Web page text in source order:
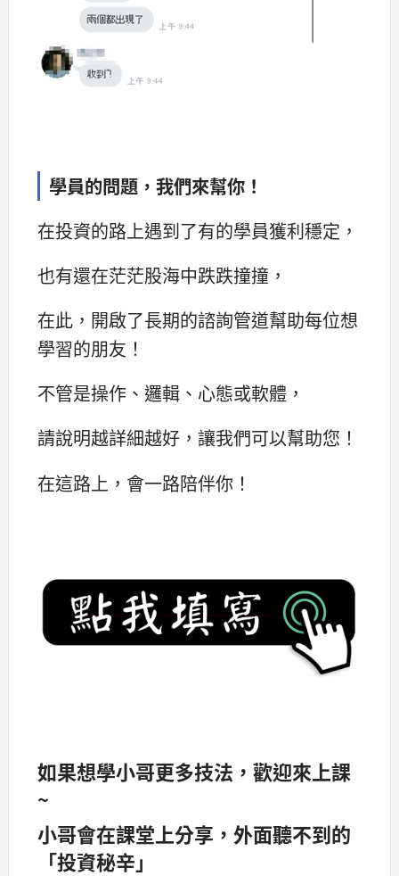
學員的問題，我們來幫你！
在投資的路上遇到了有的學員獲利穩定，
也有還在茫茫股海中跌跌撞撞，
在此，開啟了長期的諮詢管道幫助每位想
學習的朋友！
不管是操作、邏輯、心態或軟體，
請說明越詳細越好，讓我們可以幫助您！
在這路上，會一路陪伴你！
如果想學小哥更多技法，歡迎來上課
~
小哥會在課堂上分享，外面聽不到的
「投資秘辛」